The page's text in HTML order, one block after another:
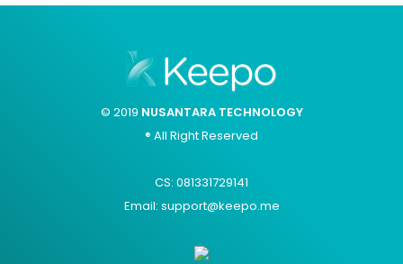
© 2019 NUSANTARA TECHNOLOGY
® All Right Reserved
CS: 081331729141
Email: support@keepo.me